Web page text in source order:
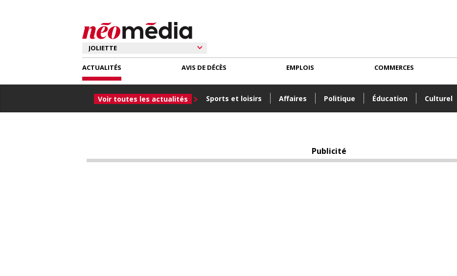
ACTUALITÉS
Voir toutes les actualités Sports et loisirs Affaires Politique Éducation Culturel
AVIS DE DÉCÈS EMPLOIS COMMERCES
Publicité